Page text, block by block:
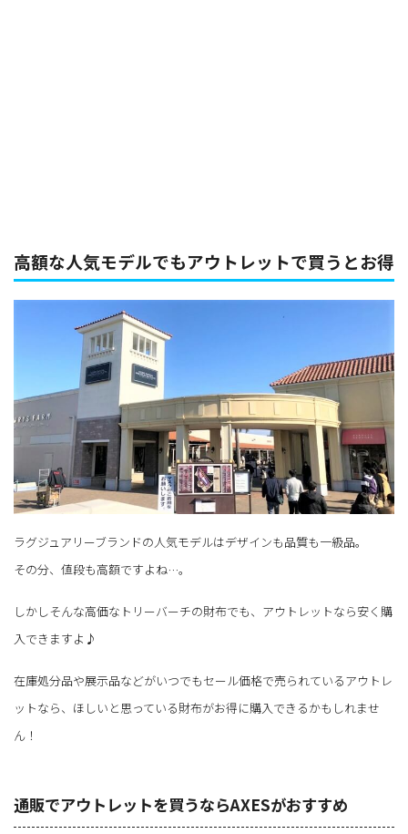
高額な人気モデルでもアウトレットで買うとお得
ラグジュアリーブランドの人気モデルはデザインも品質も一級品。
その分、値段も高額ですよね…。
しかしそんな高価なトリーバーチの財布でも、アウトレットなら安く購
入できますよ♪
在庫処分品や展示品などがいつでもセール価格で売られているアウトレ
ットなら、ほしいと思っている財布がお得に購入できるかもしれませ
ん！
通販でアウトレットを買うならAXESがおすすめ